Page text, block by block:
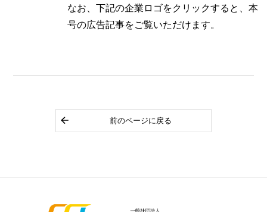
なお、下記の企業ロゴをクリックすると、本
号の広告記事をご覧いただけます。
前のページに戻る